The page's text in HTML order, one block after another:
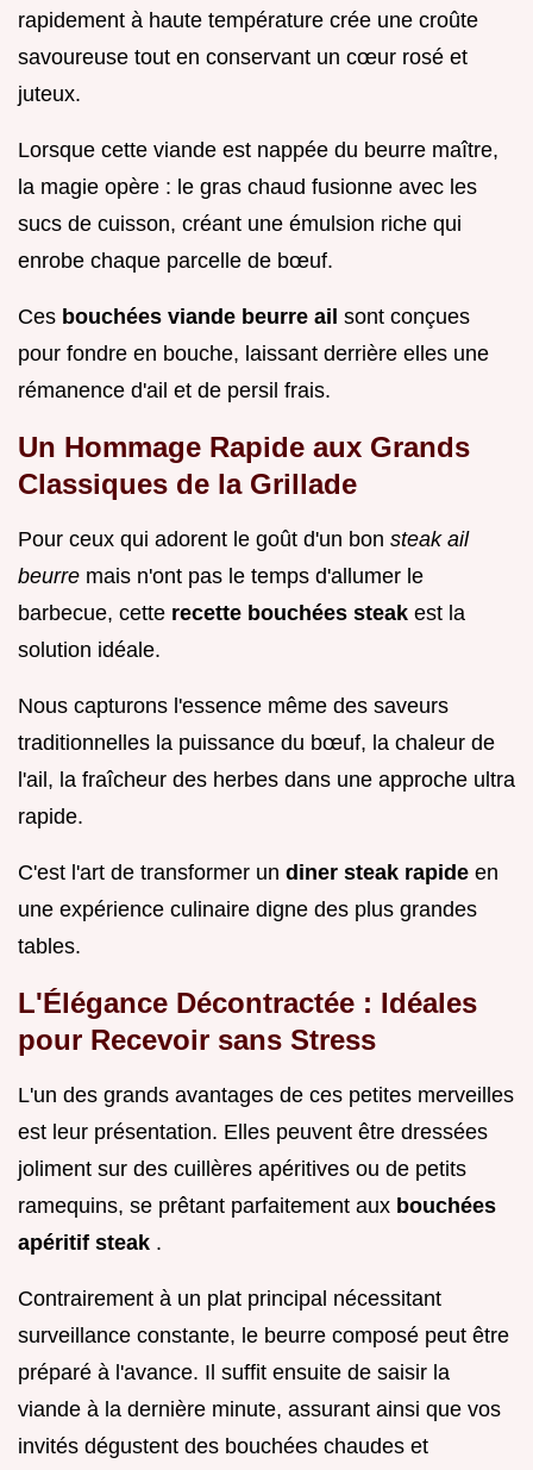
rapidement à haute température crée une croûte
savoureuse tout en conservant un cœur rosé et
juteux.
Lorsque cette viande est nappée du beurre maître,
la magie opère : le gras chaud fusionne avec les
sucs de cuisson, créant une émulsion riche qui
enrobe chaque parcelle de bœuf.
Ces bouchées viande beurre ail sont conçues
pour fondre en bouche, laissant derrière elles une
rémanence d'ail et de persil frais.
Un Hommage Rapide aux Grands
Classiques de la Grillade
Pour ceux qui adorent le goût d'un bon steak ail
beurre mais n'ont pas le temps d'allumer le
barbecue, cette recette bouchées steak est la
solution idéale.
Nous capturons l'essence même des saveurs
traditionnelles la puissance du bœuf, la chaleur de
l'ail, la fraîcheur des herbes dans une approche ultra
rapide.
C'est l'art de transformer un diner steak rapide en
une expérience culinaire digne des plus grandes
tables.
L'Élégance Décontractée : Idéales
pour Recevoir sans Stress
L'un des grands avantages de ces petites merveilles
est leur présentation. Elles peuvent être dressées
joliment sur des cuillères apéritives ou de petits
ramequins, se prêtant parfaitement aux bouchées
apéritif steak .
Contrairement à un plat principal nécessitant
surveillance constante, le beurre composé peut être
préparé à l'avance. Il suffit ensuite de saisir la
viande à la dernière minute, assurant ainsi que vos
invités dégustent des bouchées chaudes et